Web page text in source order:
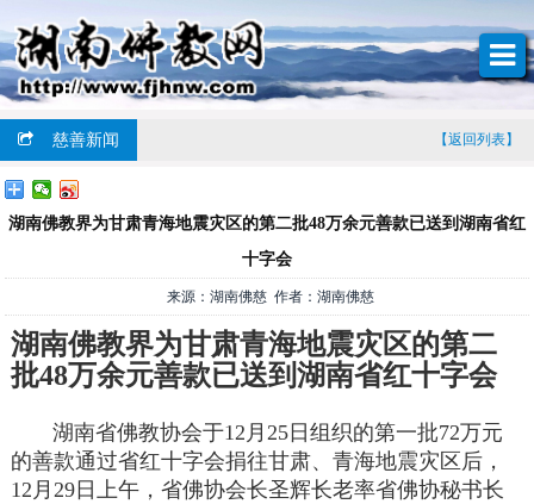
慈善新闻 【返回列表】
湖南佛教界为甘肃青海地震灾区的第二批48万余元善款已送到湖南省红
十字会
来源：湖南佛慈 作者：湖南佛慈
湖南佛教界为甘肃青海地震灾区的第二
批48万余元善款已送到湖南省红十字会
湖南省佛教协会于12月25日组织的第一批72万元
的善款通过省红十字会捐往甘肃、青海地震灾区后，
12月29日上午，省佛协会长圣辉长老率省佛协秘书长